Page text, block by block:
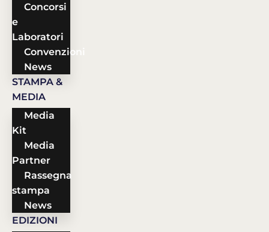
Concorsi
e
Laboratori
Convenzioni
News
STAMPA &
MEDIA
Media
Kit
Media
Partner
Rassegna
stampa
News
EDIZIONI